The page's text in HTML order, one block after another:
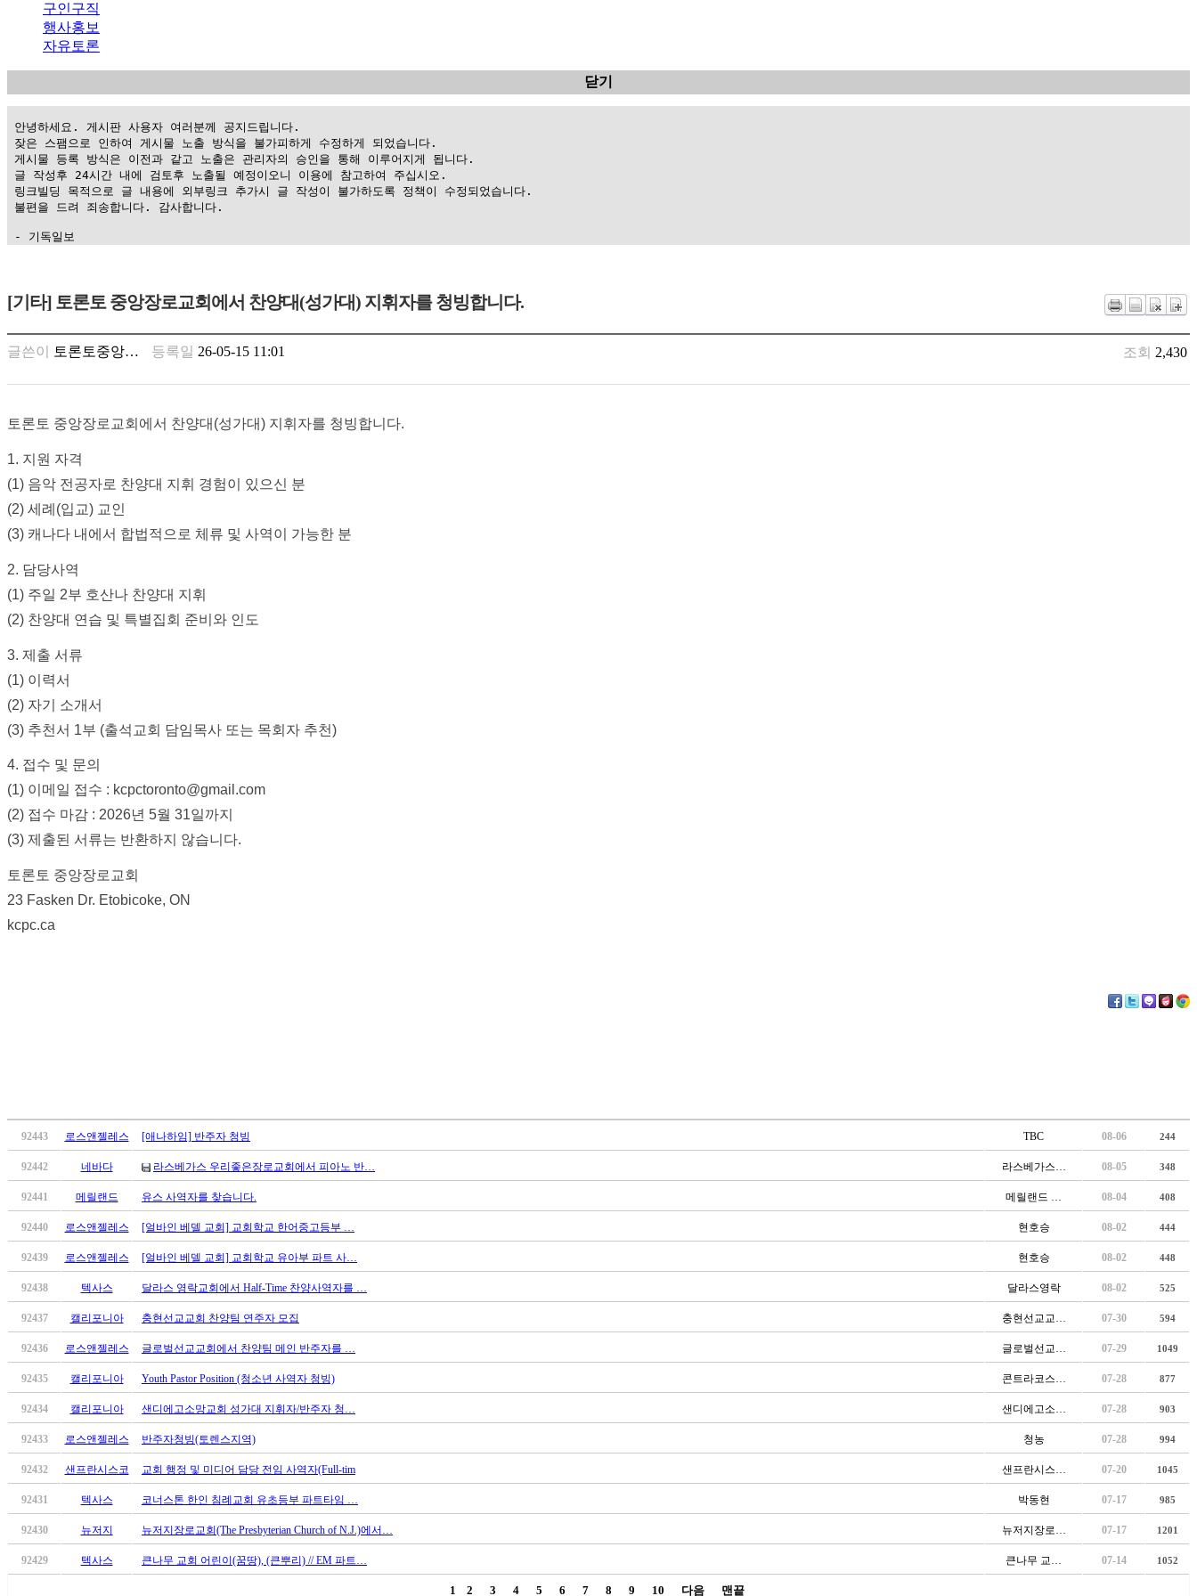
구인구직
행사홍보
자유토론
닫기
안녕하세요. 게시판 사용자 여러분께 공지드립니다.
잦은 스팸으로 인하여 게시물 노출 방식을 불가피하게 수정하게 되었습니다.
게시물 등록 방식은 이전과 같고 노출은 관리자의 승인을 통해 이루어지게 됩니다.
글 작성후 24시간 내에 검토후 노출될 예정이오니 이용에 참고하여 주십시오.
링크빌딩 목적으로 글 내용에 외부링크 추가시 글 작성이 불가하도록 정책이 수정되었습니다.
불편을 드려 죄송합니다. 감사합니다.
- 기독일보
만
찾
기
크
밍
넷
주
소
minky
합
출
장
마
러
브
약
국
소
야
즐
성
아
탑-
프
료
임
심
절
코
아
뉴
신
규
휴
이
무
료
[기타] 토론토 중앙장로교회에서 찬양대(성가대) 지휘자를 청빙합니다.
글쓴이 토론토중앙… 등록일 26-05-15 11:01 조회 2,430
토론토 중앙장로교회에서 찬양대(성가대) 지휘자를 청빙합니다.
1. 지원 자격
(1) 음악 전공자로 찬양대 지휘 경험이 있으신 분
(2) 세례(입교) 교인
(3) 캐나다 내에서 합법적으로 체류 및 사역이 가능한 분
2. 담당사역
(1) 주일 2부 호산나 찬양대 지휘
(2) 찬양대 연습 및 특별집회 준비와 인도
3. 제출 서류
(1) 이력서
(2) 자기 소개서
(3) 추천서 1부 (출석교회 담임목사 또는 목회자 추천)
4. 접수 및 문의
(1) 이메일 접수 : kcpctoronto@gmail.com
(2) 접수 마감 : 2026년 5월 31일까지
(3) 제출된 서류는 반환하지 않습니다.
토론토 중앙장로교회
23 Fasken Dr. Etobicoke, ON
kcpc.ca
92443 로스앤젤레스 [애나하임] 반주자 청빙 TBC 08-06 244
92442 네바다 라스베가스 우리좋은장로교회에서 피아노 반… 라스베가스… 08-05 348
92441 메릴랜드 유스 사역자를 찾습니다. 메릴랜드 … 08-04 408
92440 로스앤젤레스 [얼바인 베델 교회] 교회학교 한어중고등부 … 현호승 08-02 444
92439 로스앤젤레스 [얼바인 베델 교회] 교회학교 유아부 파트 사… 현호승 08-02 448
92438 텍사스 달라스 영락교회에서 Half-Time 찬양사역자를 … 달라스영락 08-02 525
92437 캘리포니아 충현선교교회 찬양팀 연주자 모집 충현선교교… 07-30 594
92436 로스앤젤레스 글로벌선교교회에서 찬양팀 메인 반주자를 … 글로벌선교… 07-29 1049
92435 캘리포니아 Youth Pastor Position (청소년 사역자 청빙) 콘트라코스… 07-28 877
92434 캘리포니아 샌디에고소망교회 성가대 지휘자/반주자 청… 샌디에고소… 07-28 903
92433 로스앤젤레스 반주자청빙(토렌스지역) 청농 07-28 994
92432 샌프란시스코 교회 행정 및 미디어 담당 전임 사역자(Full-tim 샌프란시스… 07-20 1045
92431 텍사스 코너스톤 한인 침례교회 유초등부 파트타임 … 박동현 07-17 985
92430 뉴저지 뉴저지장로교회(The Presbyterian Church of N.J.)에서… 뉴저지장로… 07-17 1201
92429 텍사스 큰나무 교회 어린이(꿈땅), (큰뿌리) // EM 파트… 큰나무 교… 07-14 1052
1 2 3 4 5 6 7 8 9 10 다음 맨끝